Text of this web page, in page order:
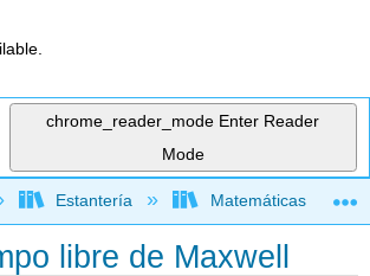
chrome_reader_mode Enter Reader
Mode
jerarquía global
Estantería Matemáticas
libre de Maxwell